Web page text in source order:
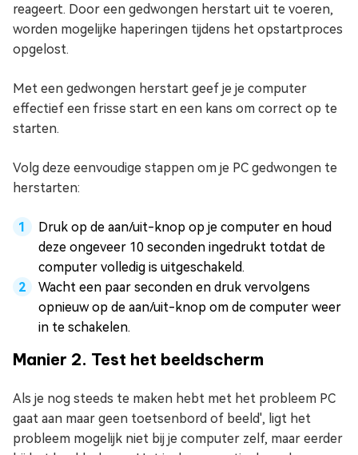
reageert. Door een gedwongen herstart uit te voeren,
worden mogelijke haperingen tijdens het opstartproces
opgelost.
Met een gedwongen herstart geef je je computer
effectief een frisse start en een kans om correct op te
starten.
Volg deze eenvoudige stappen om je PC gedwongen te
herstarten:
Druk op de aan/uit-knop op je computer en houd
deze ongeveer 10 seconden ingedrukt totdat de
computer volledig is uitgeschakeld.
Wacht een paar seconden en druk vervolgens
opnieuw op de aan/uit-knop om de computer weer
in te schakelen.
Manier 2. Test het beeldscherm
Als je nog steeds te maken hebt met het probleem PC
gaat aan maar geen toetsenbord of beeld', ligt het
probleem mogelijk niet bij je computer zelf, maar eerder